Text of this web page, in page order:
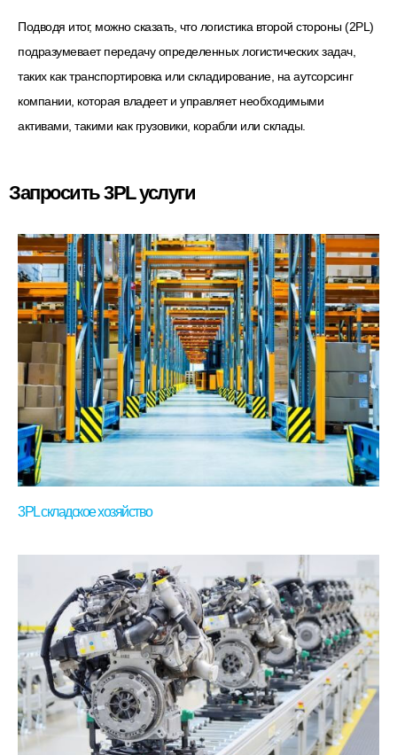
Подводя итог, можно сказать, что логистика второй стороны (2PL)
подразумевает передачу определенных логистических задач,
таких как транспортировка или складирование, на аутсорсинг
компании, которая владеет и управляет необходимыми
активами, такими как грузовики, корабли или склады.
Запросить 3PL услуги
3PL складское хозяйство